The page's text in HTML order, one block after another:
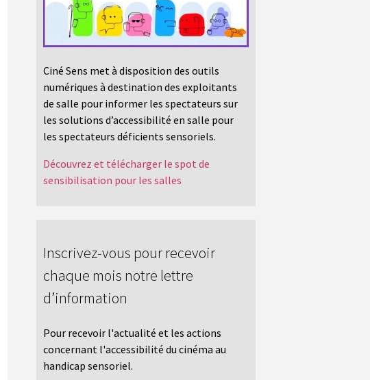
Ciné Sens met à disposition des outils
numériques à destination des exploitants
de salle pour informer les spectateurs sur
les solutions d’accessibilité en salle pour
les spectateurs déficients sensoriels.
Découvrez et télécharger le spot de
sensibilisation pour les salles
Inscrivez-vous pour recevoir
chaque mois notre lettre
d’information
Pour recevoir l'actualité et les actions
concernant l'accessibilité du cinéma au
handicap sensoriel.